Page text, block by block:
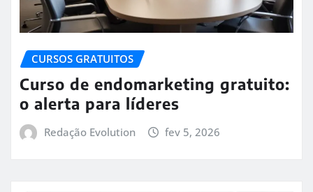
CURSOS GRATUITOS
Curso de endomarketing gratuito:
o alerta para líderes
Redação Evolution fev 5, 2026